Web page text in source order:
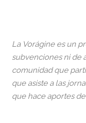
La Vorágine es un
subvenciones ni de
comunidad que
que asiste a las
que hace aportes